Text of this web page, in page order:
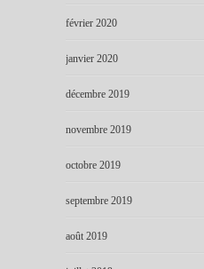
février 2020
janvier 2020
décembre 2019
novembre 2019
octobre 2019
septembre 2019
août 2019